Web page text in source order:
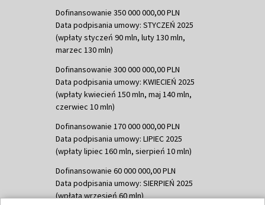
Dofinansowanie 350 000 000,00 PLN
Data podpisania umowy: STYCZEŃ 2025
(wpłaty styczeń 90 mln, luty 130 mln,
marzec 130 mln)
Dofinansowanie 300 000 000,00 PLN
Data podpisania umowy: KWIECIEŃ 2025
(wpłaty kwiecień 150 mln, maj 140 mln,
czerwiec 10 mln)
Dofinansowanie 170 000 000,00 PLN
Data podpisania umowy: LIPIEC 2025
(wpłaty lipiec 160 mln, sierpień 10 mln)
Dofinansowanie 60 000 000,00 PLN
Data podpisania umowy: SIERPIEŃ 2025
(wpłata wrzesień 60 mln)